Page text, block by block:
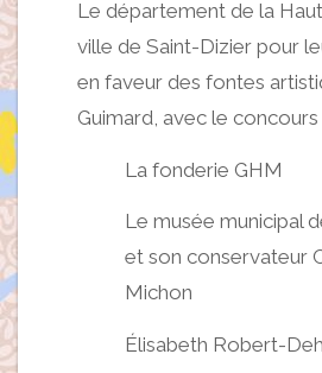
Le département de la
ville de Saint-Dizier pour
en faveur des fontes
Guimard, avec le concours
La fonderie GHM
Le musée municipal
et son conservateur
Michon
Élisabeth Robert-